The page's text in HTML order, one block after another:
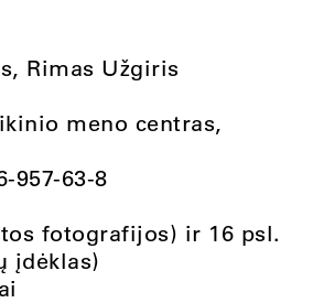
Rimas Užgiris
meno centras,
957-63-8
fotografijos) ir 16 psl.
įdėklas)